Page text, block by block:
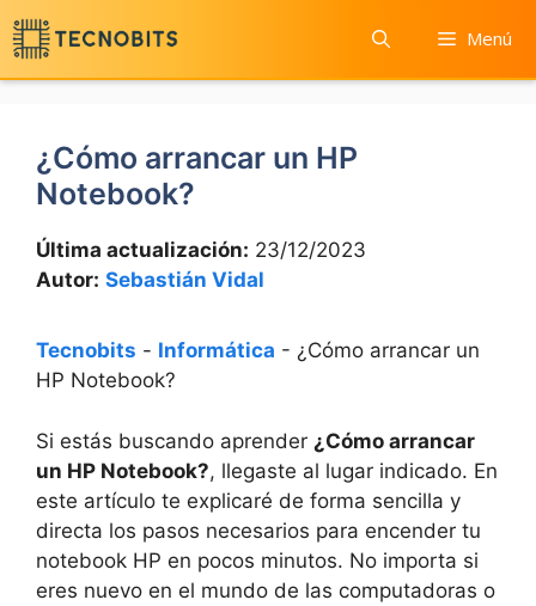
Saltar
al
contenido
Menú
¿Cómo arrancar un HP
Notebook?
Última actualización: 23/12/2023
Autor: Sebastián Vidal
Tecnobits - Informática - ¿Cómo arrancar un
HP Notebook?
Si estás buscando aprender ¿Cómo arrancar
un HP Notebook?, llegaste al lugar indicado. En
este artículo te explicaré de forma sencilla y
directa los pasos necesarios para encender tu
notebook HP en pocos minutos. No importa si
eres nuevo en el mundo de las computadoras o